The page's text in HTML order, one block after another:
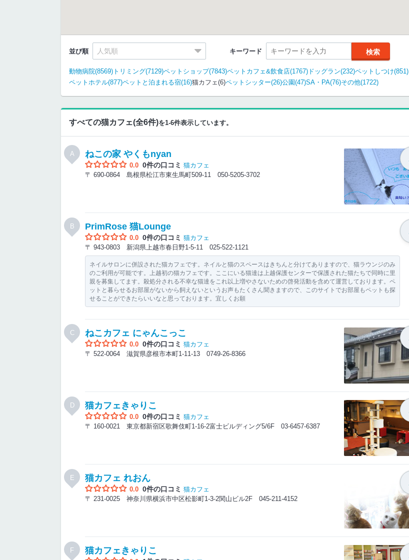
並び順 キーワード
動物病院(8569) トリミング(7129)ペットショップ(7843)ペットカフェ&飲食店(1767) ドッグラン(232)ペットしつけ(851)
ペットホテル(877)ペットと泊まれる宿(16)猫カフェ(6)ペットシッター(26)公園(47)SA・PA(76)その他(1722)
すべての猫カフェ(全6件)を1-6件表示しています。
A ねこの家 やくもnyan
0.0 0件の口コミ 猫カフェ
〒 690-0864 島根県松江市東生馬町509-11 050-5205-3702
B PrimRose 猫Lounge
0.0 0件の口コミ 猫カフェ
〒 943-0803 新潟県上越市春日野1-5-11 025-522-1121
ネイルサロンに併設された猫カフェです。ネイルと猫のスペースはきちんと分けてありますので、猫ラウンジのみ
のご利用が可能です。上越初の猫カフェです。ここにいる猫達は上越保護センターで保護された猫たちで同時に里
親を募集してます。殺処分される不幸な猫達をこれ以上増やさないための啓発活動を含めて運営しております。ペ
ットと暮らせるお部屋がないから飼えないというお声もたくさん聞きますので、このサイトでお部屋もペットも探
せることができたらいいなと思っております。宜しくお願
C ねこカフェ にゃんこっこ
0.0 0件の口コミ 猫カフェ
〒 522-0064 滋賀県彦根市本町1-11-13 0749-26-8366
D 猫カフェきゃりこ
0.0 0件の口コミ 猫カフェ
〒 160-0021 東京都新宿区歌舞伎町1-16-2富士ビルディング5/6F 03-6457-6387
E 猫カフェ れおん
0.0 0件の口コミ 猫カフェ
〒 231-0025 神奈川県横浜市中区松影町1-3-2関山ビル2F 045-211-4152
F 猫カフェきゃりこ